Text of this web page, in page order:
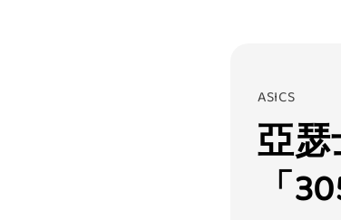
ASICS
亞瑟
「